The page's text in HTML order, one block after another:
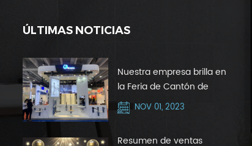
ÚLTIMAS NOTICIAS
Nuestra empresa brilla en
la Feria de Cantón de
octubre de 2023 con Silver
Hair Zone
NOV 01, 2023
Resumen de ventas